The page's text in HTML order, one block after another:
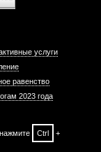
услуги
равенство
2023 года
Ctrl
+